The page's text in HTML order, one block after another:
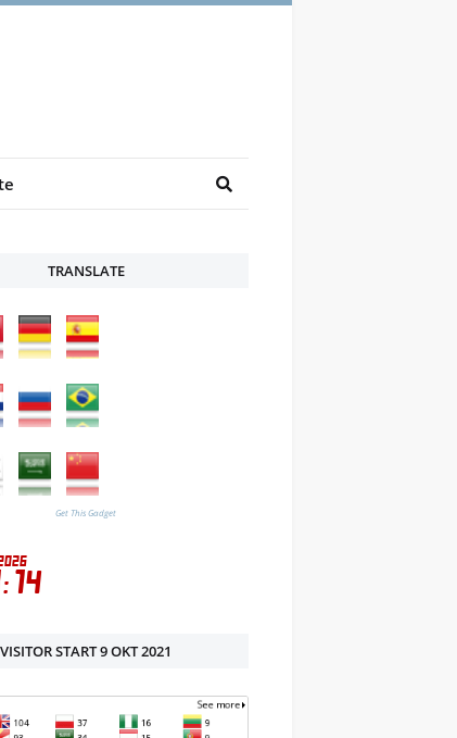
TRANSLATE
Get This Gadget
VISITOR START 9 OKT 2021